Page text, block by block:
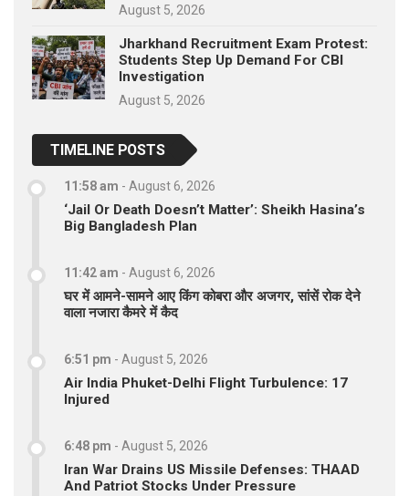
August 5, 2026
Jharkhand Recruitment Exam Protest:
Students Step Up Demand For CBI
Investigation
August 5, 2026
TIMELINE POSTS
11:58 am - August 6, 2026
‘Jail Or Death Doesn’t Matter’: Sheikh Hasina’s
Big Bangladesh Plan
11:42 am - August 6, 2026
घर में आमने-सामने आए किंग कोबरा और अजगर, सांसें रोक देने
वाला नजारा कैमरे में कैद
6:51 pm - August 5, 2026
Air India Phuket-Delhi Flight Turbulence: 17
Injured
6:48 pm - August 5, 2026
Iran War Drains US Missile Defenses: THAAD
And Patriot Stocks Under Pressure